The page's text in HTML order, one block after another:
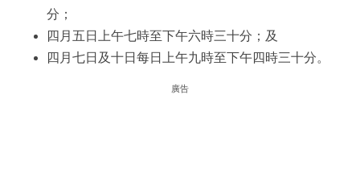
分；
四月五日上午七時至下午六時三十分；及
四月七日及十日每日上午九時至下午四時三十分。
廣告